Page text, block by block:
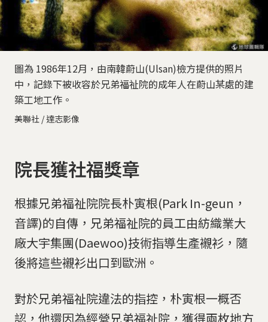
圖為 1986年12月，由南韓蔚山(Ulsan)檢方提供的照片
中，記錄下被收容於兄弟福祉院的成年人在蔚山某處的建
築工地工作。
美聯社 / 達志影像
院長獲社福獎章
根據兄弟福祉院院長朴寅根(Park In-geun，
音譯)的自傳，兄弟福祉院的員工由紡織業大
廠大宇集團(Daewoo)技術指導生產襯衫，隨
後將這些襯衫出口到歐洲。
對於兄弟福祉院違法的指控，朴寅根一概否
認，他還因為經營兄弟福祉院，獲得兩枚地方